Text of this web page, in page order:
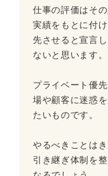
仕事の評価はそ
実績をもとに付
先させると宣言
ないと思います。
プライベート優
場や顧客に迷惑
たいものです。
やるべきことは
引き継ぎ体制を